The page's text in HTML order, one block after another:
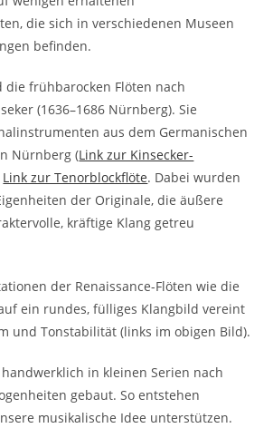
die sich in verschiedenen Museen
befinden.
die frühbarocken Flöten nach
(1636–1686 Nürnberg). Sie
aus dem Germanischen
Nürnberg (Link zur Kinsecker-
Link zur Tenorblockflöte. Dabei wurden
der Originale, die äußere
kräftige Klang getreu
der Renaissance-Flöten wie die
ein rundes, fülliges Klangbild vereint
und Tonstabilität (links im obigen Bild).
in kleinen Serien nach
gebaut. So entstehen
musikalische Idee unterstützen.